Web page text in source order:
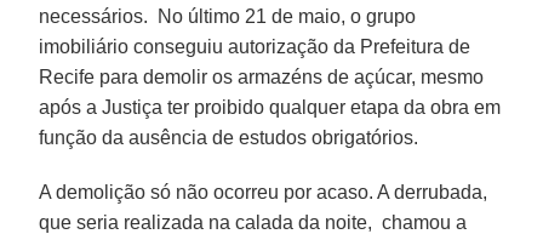
necessários. No último 21 de maio, o grupo
imobiliário conseguiu autorização da Prefeitura de
Recife para demolir os armazéns de açúcar, mesmo
após a Justiça ter proibido qualquer etapa da obra em
função da ausência de estudos obrigatórios.
A demolição só não ocorreu por acaso. A derrubada,
que seria realizada na calada da noite, chamou a